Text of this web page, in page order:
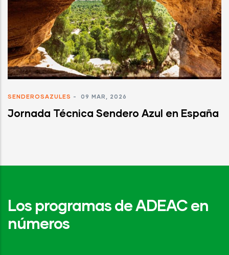
SENDEROSAZULES - 09 MAR, 2026
Jornada Técnica Sendero Azul en España
Los programas de ADEAC en
números